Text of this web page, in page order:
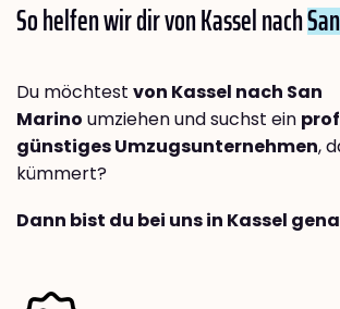
So helfen wir dir von Kassel nach
Du möchtest von Kassel nach San
Marino umziehen und suchst ein
günstiges Umzugsunternehmen,
kümmert?
Dann bist du bei uns in Kassel